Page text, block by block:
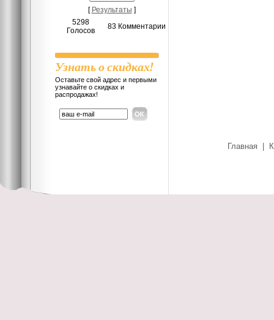
[ Результаты ]
5298
Голосов
83 Комментарии
Узнать о скидках!
Оставьте свой адрес и первыми
узнавайте о скидках и
распродажах!
Главная